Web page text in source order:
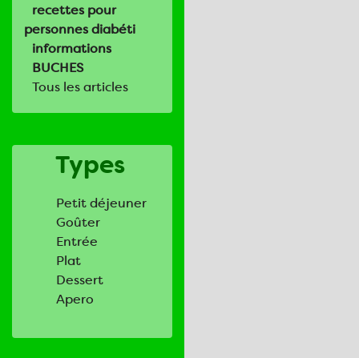
recettes pour
personnes diabéti
informations
BUCHES
Tous les articles
Types
Petit déjeuner
Goûter
Entrée
Plat
Dessert
Apero